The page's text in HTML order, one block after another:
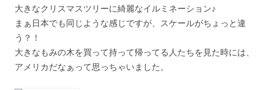
大きなクリスマスツリーに綺麗なイルミネーション♪
まぁ日本でも同じような感じですが、スケールがちょっと違
う？！
大きなもみの木を買って持って帰ってる人たちを見た時には、
アメリカだなぁって思っちゃいました。